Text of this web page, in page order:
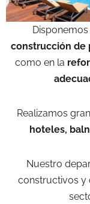
construcción de
como en la
Realizamos
hoteles,
Nuestro
constructivos y